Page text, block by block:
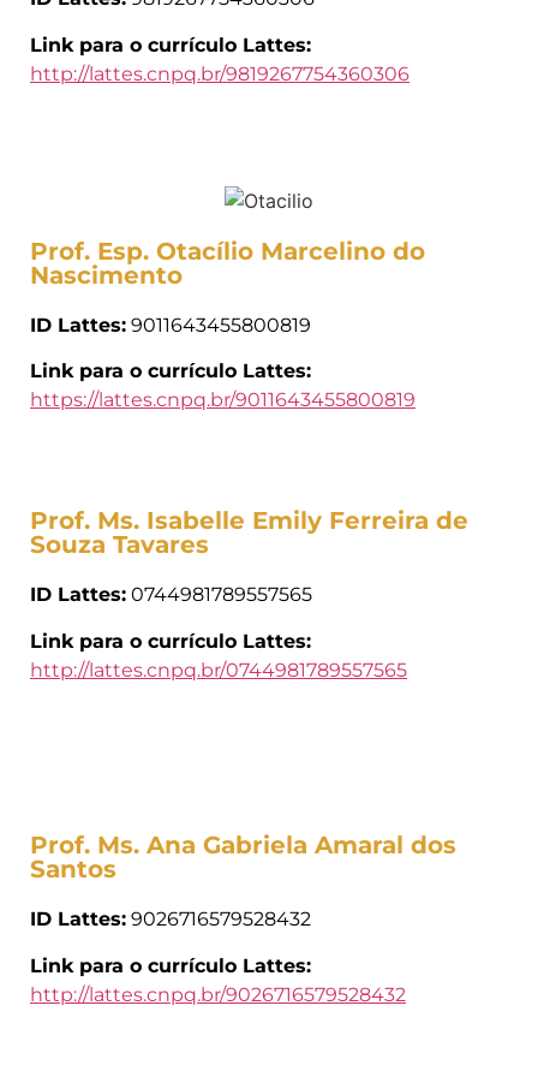
Link para o currículo Lattes:
http://lattes.cnpq.br/9819267754360306
Prof. Esp. Otacílio Marcelino do
Nascimento
ID Lattes: 9011643455800819
Link para o currículo Lattes:
https://lattes.cnpq.br/9011643455800819
Prof. Ms. Isabelle Emily Ferreira de
Souza Tavares
ID Lattes: 0744981789557565
Link para o currículo Lattes:
http://lattes.cnpq.br/0744981789557565
Prof. Ms. Ana Gabriela Amaral dos
Santos
ID Lattes: 9026716579528432
Link para o currículo Lattes:
http://lattes.cnpq.br/9026716579528432